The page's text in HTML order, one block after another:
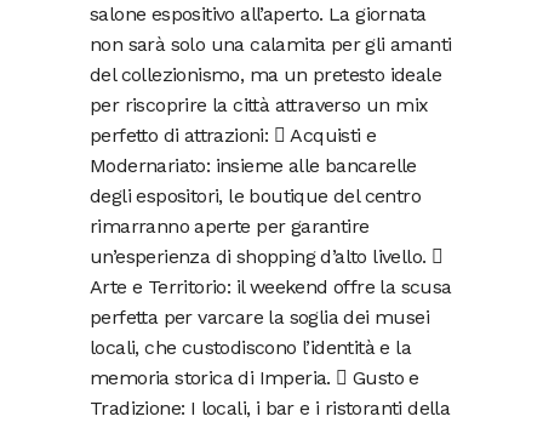
salone espositivo all’aperto. La giornata
non sarà solo una calamita per gli amanti
del collezionismo, ma un pretesto ideale
per riscoprire la città attraverso un mix
perfetto di attrazioni:  Acquisti e
Modernariato: insieme alle bancarelle
degli espositori, le boutique del centro
rimarranno aperte per garantire
un’esperienza di shopping d’alto livello. 
Arte e Territorio: il weekend offre la scusa
perfetta per varcare la soglia dei musei
locali, che custodiscono l’identità e la
memoria storica di Imperia.  Gusto e
Tradizione: I locali, i bar e i ristoranti della